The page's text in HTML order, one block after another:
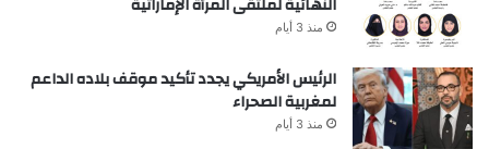
النهائية لملتقى المرأة الإماراتية
منذ 3 أيام
الرئيس الأمريكي يجدد تأكيد موقف بلاده الداعم
لمغربية الصحراء
منذ 3 أيام